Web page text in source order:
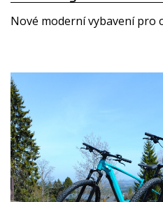
Nové moderní vybavení pro